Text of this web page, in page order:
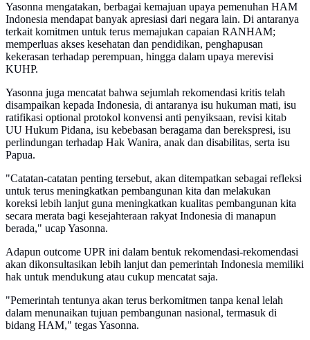
Yasonna mengatakan, berbagai kemajuan upaya pemenuhan HAM
Indonesia mendapat banyak apresiasi dari negara lain. Di antaranya
terkait komitmen untuk terus memajukan capaian RANHAM;
memperluas akses kesehatan dan pendidikan, penghapusan
kekerasan terhadap perempuan, hingga dalam upaya merevisi
KUHP.
Yasonna juga mencatat bahwa sejumlah rekomendasi kritis telah
disampaikan kepada Indonesia, di antaranya isu hukuman mati, isu
ratifikasi optional protokol konvensi anti penyiksaan, revisi kitab
UU Hukum Pidana, isu kebebasan beragama dan berekspresi, isu
perlindungan terhadap Hak Wanira, anak dan disabilitas, serta isu
Papua.
"Catatan-catatan penting tersebut, akan ditempatkan sebagai refleksi
untuk terus meningkatkan pembangunan kita dan melakukan
koreksi lebih lanjut guna meningkatkan kualitas pembangunan kita
secara merata bagi kesejahteraan rakyat Indonesia di manapun
berada," ucap Yasonna.
Adapun outcome UPR ini dalam bentuk rekomendasi-rekomendasi
akan dikonsultasikan lebih lanjut dan pemerintah Indonesia memiliki
hak untuk mendukung atau cukup mencatat saja.
"Pemerintah tentunya akan terus berkomitmen tanpa kenal lelah
dalam menunaikan tujuan pembangunan nasional, termasuk di
bidang HAM," tegas Yasonna.